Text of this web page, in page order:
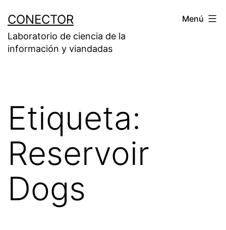
contenido
CONECTOR
Laboratorio de ciencia de la
información y viandadas
Menú
Etiqueta:
Reservoir
Dogs